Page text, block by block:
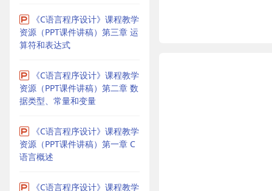
《C语言程序设计》课程教学
资源（PPT课件讲稿）第三章 运
算符和表达式
《C语言程序设计》课程教学
资源（PPT课件讲稿）第二章 数
据类型、常量和变量
《C语言程序设计》课程教学
资源（PPT课件讲稿）第一章 C
语言概述
《C语言程序设计》课程教学